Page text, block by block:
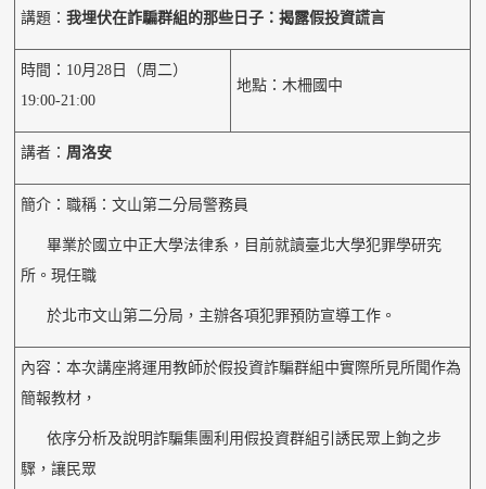
講題：我埋伏在詐騙群組的那些日子：揭露假投資謊言
時間：10月28日（周二）
19:00-21:00
地點：木柵國中
講者： 周洛安
簡介：職稱：文山第二分局警務員
畢業於國立中正大學法律系，目前就讀臺北大學犯罪學研究
所。現任職
於北市文山第二分局，主辦各項犯罪預防宣導工作。
內容：本次講座將運用教師於假投資詐騙群組中實際所見所聞作為
簡報教材，
依序分析及說明詐騙集團利用假投資群組引誘民眾上鉤之步
驟，讓民眾